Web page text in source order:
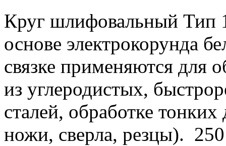
Круг шлифовальный Тип
основе электрокорунда
связке применяются для
из углеродистых,
сталей, обработке
ножи, сверла, резцы). 250